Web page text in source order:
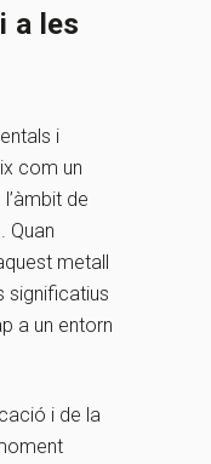
a les
i
com un
de
Quan
metall
significatius
a un entorn
i de la